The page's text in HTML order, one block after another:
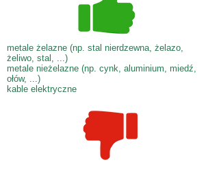
metale żelazne (np. stal nierdzewna, żelazo,
żeliwo, stal, ...)
metale nieżelazne (np. cynk, aluminium, miedź,
ołów, ...)
kable elektryczne